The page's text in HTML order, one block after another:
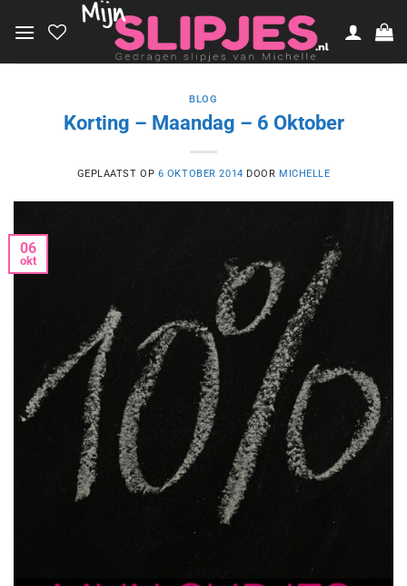
naar
BLOG
Korting – Maandag – 6 Oktober
GEPLAATST OP 6 OKTOBER 2014 DOOR MICHELLE
06
okt